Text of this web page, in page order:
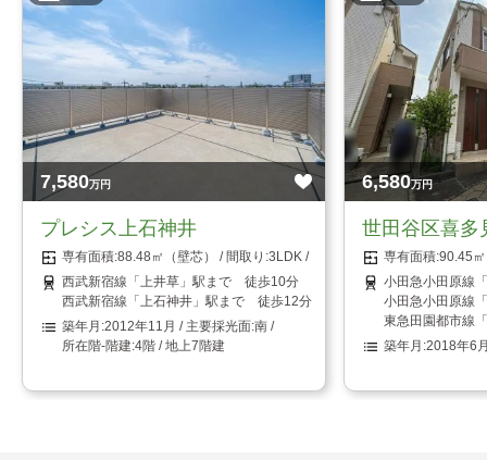
7,580万円
プレシス上石神井
88.48㎡（壁芯）
3LDK
西武新宿線「上井草」駅まで 徒歩10分
西武新宿線「上石神井」駅まで 徒歩12分
2012年11月
南
4階 / 地上7階建
6,580万円
世田谷区喜多
90.45
小田急小田原線
小田急小田原線
東急田園都市線
2018年6